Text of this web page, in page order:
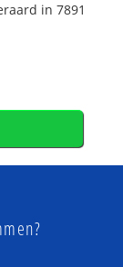
in 7891